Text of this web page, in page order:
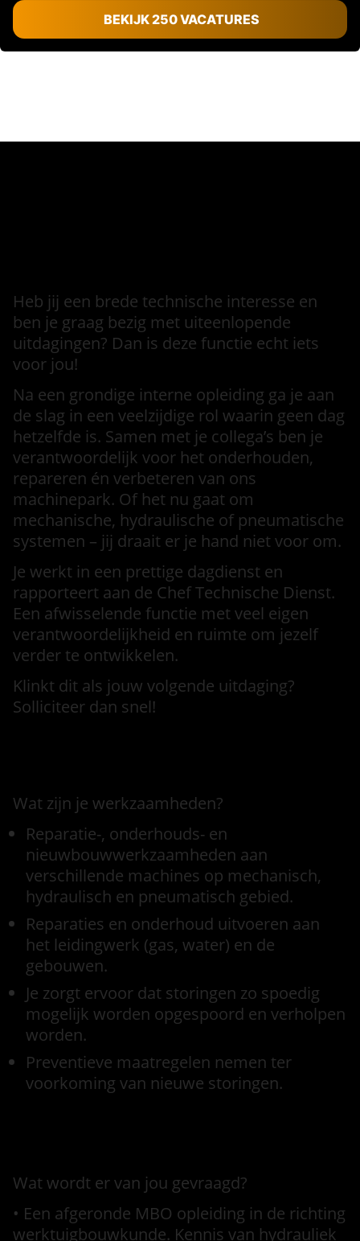
BEKIJK 250 VACATURES
Heb jij een brede technische interesse en
ben je graag bezig met uiteenlopende
uitdagingen? Dan is deze functie echt iets
voor jou!
Na een grondige interne opleiding ga je aan
de slag in een veelzijdige rol waarin geen dag
hetzelfde is. Samen met je collega’s ben je
verantwoordelijk voor het onderhouden,
repareren én verbeteren van ons
machinepark. Of het nu gaat om
mechanische, hydraulische of pneumatische
systemen – jij draait er je hand niet voor om.
Je werkt in een prettige dagdienst en
rapporteert aan de Chef Technische Dienst.
Een afwisselende functie met veel eigen
verantwoordelijkheid en ruimte om jezelf
verder te ontwikkelen.
Klinkt dit als jouw volgende uitdaging?
Solliciteer dan snel!
Wat zijn je werkzaamheden?
Reparatie-, onderhouds- en
nieuwbouwwerkzaamheden aan
verschillende machines op mechanisch,
hydraulisch en pneumatisch gebied.
Reparaties en onderhoud uitvoeren aan
het leidingwerk (gas, water) en de
gebouwen.
Je zorgt ervoor dat storingen zo spoedig
mogelijk worden opgespoord en verholpen
worden.
Preventieve maatregelen nemen ter
voorkoming van nieuwe storingen.
Wat wordt er van jou gevraagd?
• Een afgeronde MBO opleiding in de richting
werktuigbouwkunde. Kennis van hydrauliek